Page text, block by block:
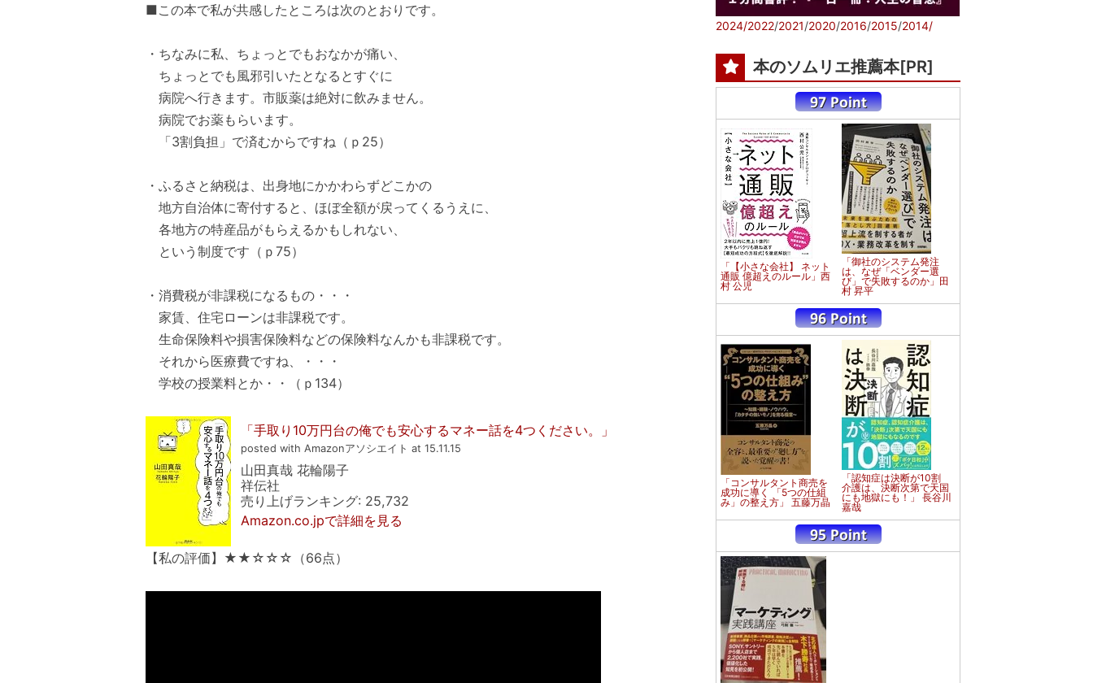
■この本で私が共感したところは次のとおりです。
・ちなみに私、ちょっとでもおなかが痛い、
ちょっとでも風邪引いたとなるとすぐに
病院へ行きます。市販薬は絶対に飲みません。
病院でお薬もらいます。
「3割負担」で済むからですね（ｐ25）
・ふるさと納税は、出身地にかかわらずどこかの
地方自治体に寄付すると、ほぼ全額が戻ってくるうえに、
各地方の特産品がもらえるかもしれない、
という制度です（ｐ75）
・消費税が非課税になるもの・・・
家賃、住宅ローンは非課税です。
生命保険料や損害保険料などの保険料なんかも非課税です。
それから医療費ですね、・・・
学校の授業料とか・・（ｐ134）
「手取り10万円台の俺でも安心するマネー話を4つください。」
posted with Amazonアソシエイト at 15.11.15
山田真哉 花輪陽子
祥伝社
売り上げランキング: 25,732
Amazon.co.jpで詳細を見る
【私の評価】★★☆☆☆（66点）
2024/2022/2021/2020/2016/2015/2014/
本のソムリエ推薦本[PR]
「【小さな会社】 ネット
通販 億超えのルール」西
村 公児
「御社のシステム発注
は、なぜ「ベンダー選
び」で失敗するのか」田
村 昇平
「コンサルタント商売を
成功に導く 「5つの仕組
み」の整え方」 五藤万晶
「認知症は決断が10割
介護は、決断次第で天国
にも地獄にも！」 長谷川
嘉哉